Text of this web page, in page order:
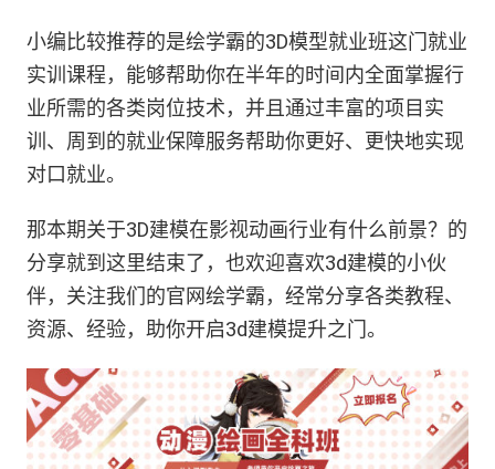
小编比较推荐的是绘学霸的3D模型就业班这门就业
实训课程，能够帮助你在半年的时间内全面掌握行
业所需的各类岗位技术，并且通过丰富的项目实
训、周到的就业保障服务帮助你更好、更快地实现
对口就业。
那本期关于3D建模在影视动画行业有什么前景？的
分享就到这里结束了，也欢迎喜欢3d建模的小伙
伴，关注我们的官网绘学霸，经常分享各类教程、
资源、经验，助你开启3d建模提升之门。